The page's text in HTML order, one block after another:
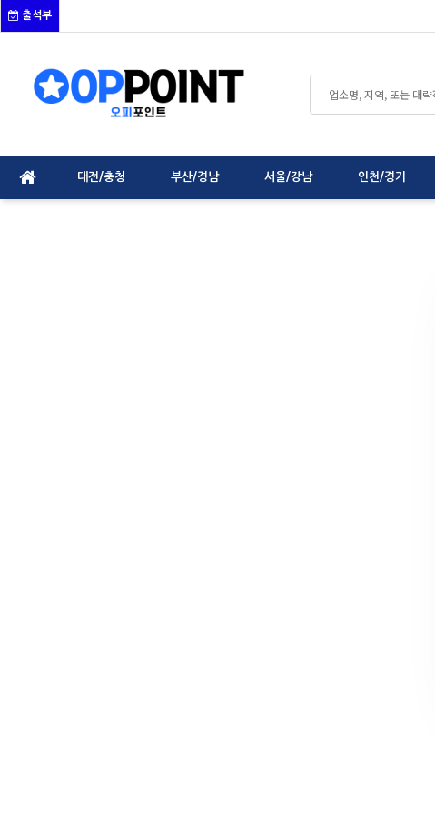
출석부
대전/충청 부산/경남 서울/강남 인천/경기